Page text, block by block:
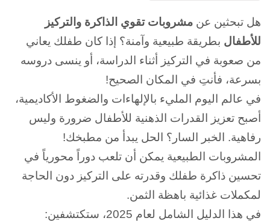
قال
Article
Writer
هل تبحثين عن مشروبات تقوي الذاكرة والتركيز
للأطفال بطريقة طبيعية وآمنة؟ إذا كان طفلك يعاني
من صعوبة في التركيز أثناء الدراسة، أو ينسى دروسه
بسرعة، فأنتِ في المكان الصحيح!
في عالم اليوم المليء بالإلهاءات والضغوط الأكاديمية،
أصبح تعزيز القدرات الذهنية للأطفال ضرورة وليس
رفاهية. الخبر السار؟ الحل يبدأ من مطبخك!
المشروبات الطبيعية يمكن أن تلعب دوراً محورياً في
تحسين ذاكرة طفلك وقدرته على التركيز دون الحاجة
لمكملات غذائية باهظة الثمن.
في هذا الدليل الشامل لعام 2025، ستكتشفين: